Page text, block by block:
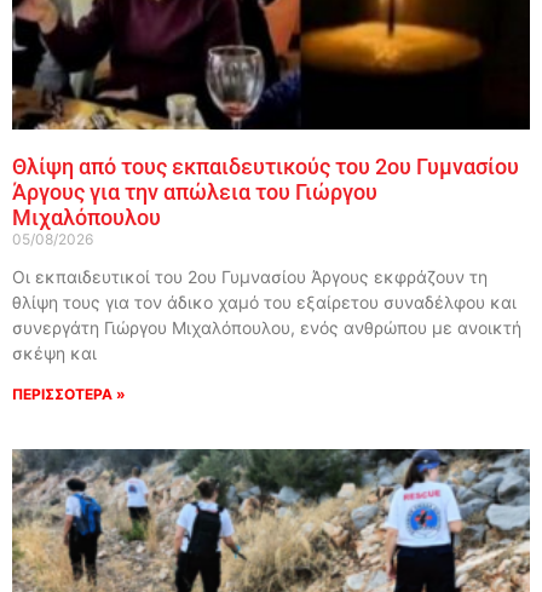
Θλίψη από τους εκπαιδευτικούς του 2ου Γυμνασίου
Άργους για την απώλεια του Γιώργου
Μιχαλόπουλου
05/08/2026
Οι εκπαιδευτικοί του 2ου Γυμνασίου Άργους εκφράζουν τη
θλίψη τους για τον άδικο χαμό του εξαίρετου συναδέλφου και
συνεργάτη Γιώργου Μιχαλόπουλου, ενός ανθρώπου με ανοικτή
σκέψη και
ΠΕΡΙΣΣΟΤΕΡΑ »